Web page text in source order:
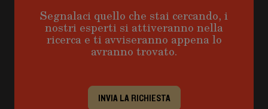
Segnalaci quello che stai cercando, i
nostri esperti si attiveranno nella
ricerca e ti avviseranno appena lo
avranno trovato.
INVIA LA RICHIESTA